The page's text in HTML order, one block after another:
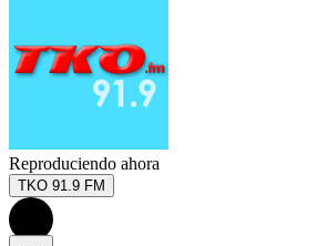
Reproduciendo ahora
TKO 91.9 FM